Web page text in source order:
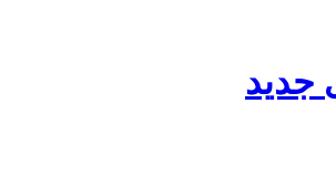
جدید